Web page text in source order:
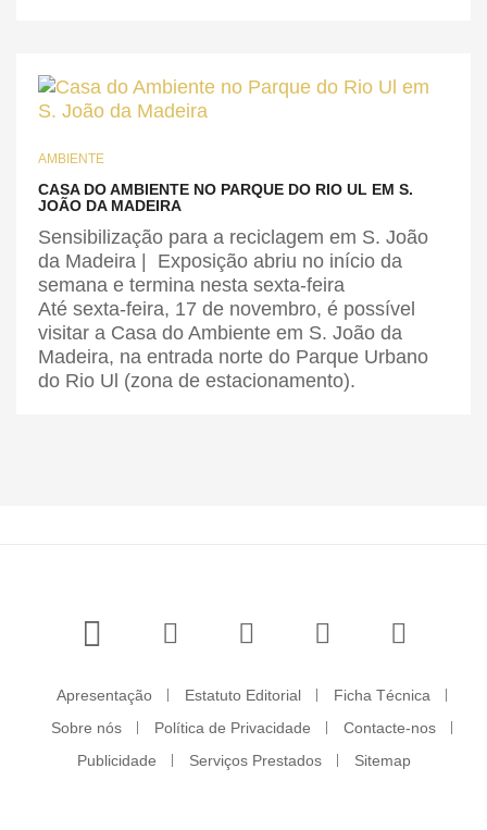
AMBIENTE
CASA DO AMBIENTE NO PARQUE DO RIO UL EM S.
JOÃO DA MADEIRA
Sensibilização para a reciclagem em S. João
da Madeira | Exposição abriu no início da
semana e termina nesta sexta-feira
Até sexta-feira, 17 de novembro, é possível
visitar a Casa do Ambiente em S. João da
Madeira, na entrada norte do Parque Urbano
do Rio Ul (zona de estacionamento).
Apresentação Estatuto Editorial
Ficha Técnica
Sobre nós
Política de Privacidade
Contacte-nos
Publicidade
Serviços Prestados Sitemap